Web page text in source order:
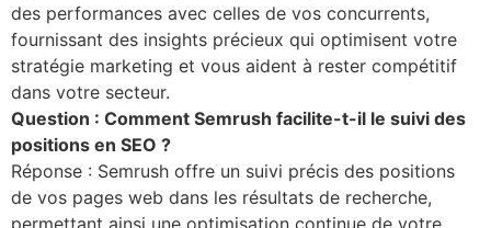
des performances avec celles de vos concurrents,
fournissant des insights précieux qui optimisent votre
stratégie marketing et vous aident à rester compétitif
dans votre secteur.
Question : Comment Semrush facilite-t-il le suivi des
positions en SEO ?
Réponse : Semrush offre un suivi précis des positions
de vos pages web dans les résultats de recherche,
permettant ainsi une optimisation continue de votre